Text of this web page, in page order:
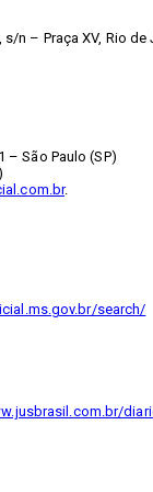
n – Praça XV, Rio de
– São Paulo (SP)
.
search/